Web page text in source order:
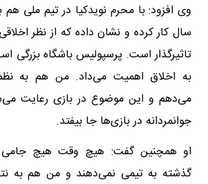
وی افزود: با محرم نویدکیا در تیم ملی هم
سال کار کرده و نشان داده که از نظر
تاثیرگذار است. پرسپولیس باشگاه بزرگی
به اخلاق اهمیت می‌داد. من هم به
می‌دهم و این موضوع در بازی رعایت
جوانمردانه در بازی‌ها جا بیفتد.
او همچنین گفت: هیچ وقت هیچ جامی
گذشته به تیمی نمی‌دهند و من هم به